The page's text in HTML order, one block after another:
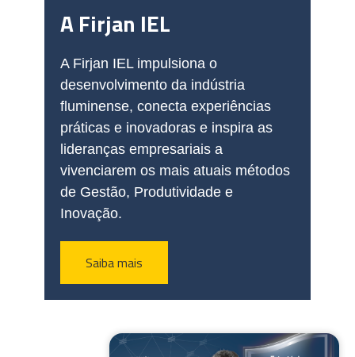
A Firjan IEL
A Firjan IEL impulsiona o
desenvolvimento da indústria
fluminense, conecta experiências
práticas e inovadoras e inspira as
lideranças empresariais a
vivenciarem os mais atuais métodos
de Gestão, Produtividade e
Inovação.
Saiba mais